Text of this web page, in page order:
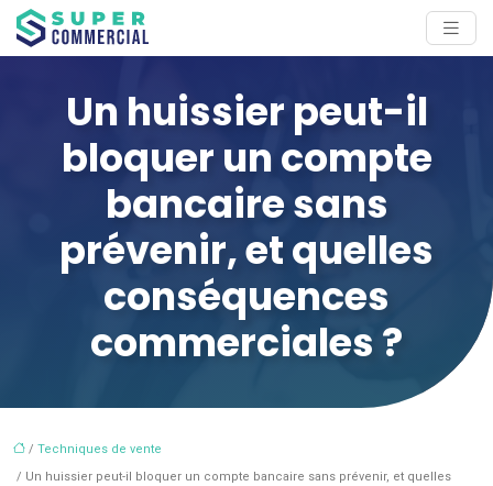
Un huissier peut-il
bloquer un compte
bancaire sans
prévenir, et quelles
conséquences
commerciales ?
/ Techniques de vente
/ Un huissier peut-il bloquer un compte bancaire sans prévenir, et quelles